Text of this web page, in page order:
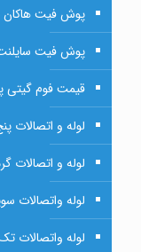
پوش فیت هاکان
پوش فیت
قیمت فوم گیتی
لوله و اتصالات
لوله و اتصالات
لوله واتصالات
لوله واتصالات